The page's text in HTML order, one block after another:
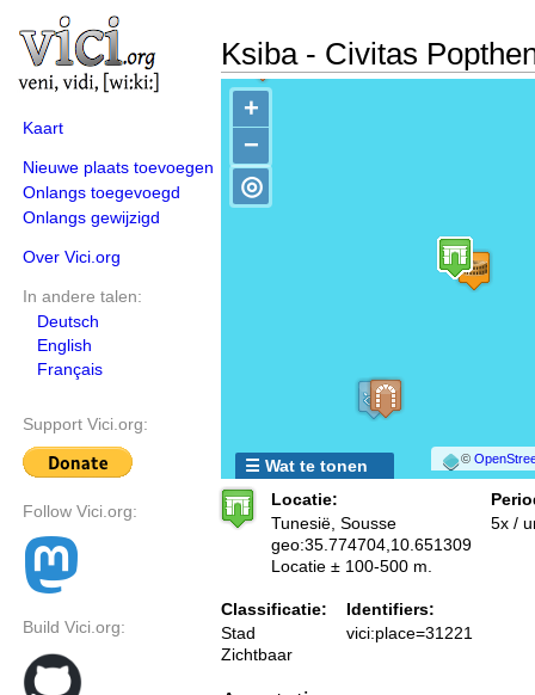
Kaart
Nieuwe plaats toevoegen
Onlangs toegevoegd
Onlangs gewijzigd
Over Vici.org
In andere talen:
Deutsch
English
Français
Support Vici.org:
Follow Vici.org:
Build Vici.org:
Ksiba - Civitas
+
−
©
◎
☰ Wat te tonen
Locatie:
Tunesië, Sousse
geo:35.774704,10.651309
Locatie ± 100-500 m.
5x /
Classificatie:
Stad
Zichtbaar
Identifiers:
vici:place=31221